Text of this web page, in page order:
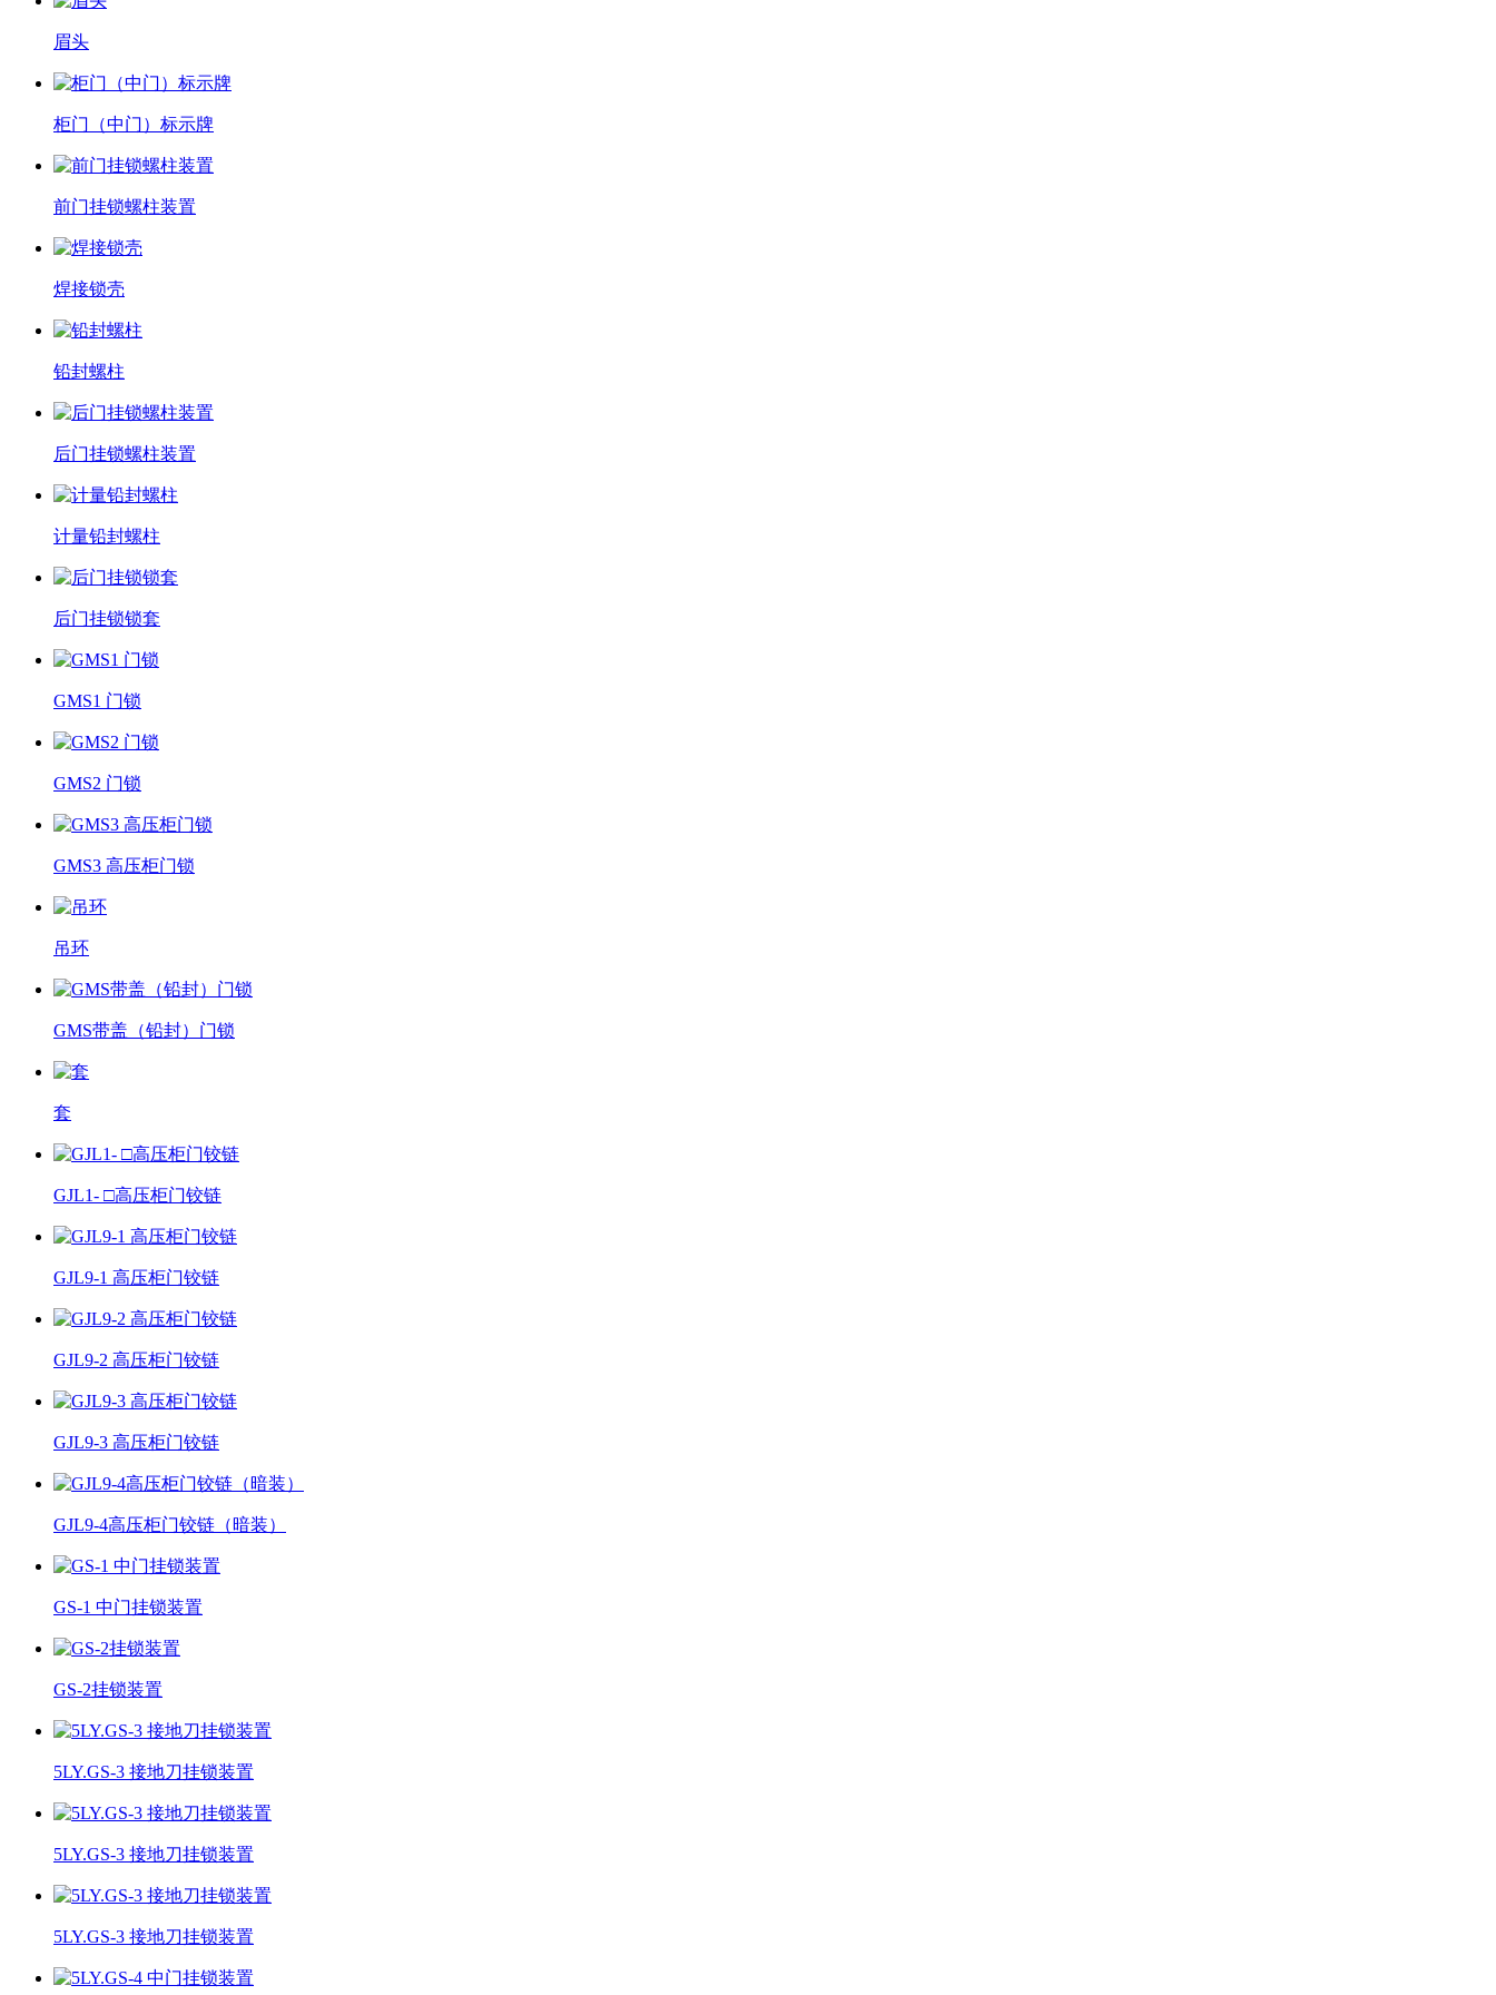
眉头
柜门（中门）标示牌
前门挂锁螺柱装置
焊接锁壳
铅封螺柱
后门挂锁螺柱装置
计量铅封螺柱
后门挂锁锁套
GMS1 门锁
GMS2 门锁
GMS3 高压柜门锁
吊环
GMS带盖（铅封）门锁
套
GJL1- □高压柜门铰链
GJL9-1 高压柜门铰链
GJL9-2 高压柜门铰链
GJL9-3 高压柜门铰链
GJL9-4高压柜门铰链（暗装）
GS-1 中门挂锁装置
GS-2挂锁装置
5LY.GS-3 接地刀挂锁装置
5LY.GS-3 接地刀挂锁装置
5LY.GS-3 接地刀挂锁装置